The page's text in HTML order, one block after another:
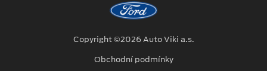
Copyright ©2026 Auto Viki a.s.
Obchodní podmínky